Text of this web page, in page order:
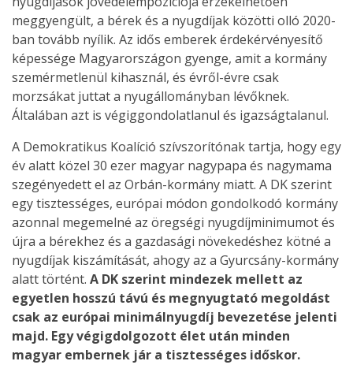
meggyengült, a bérek és a nyugdíjak közötti olló 2020-
ban tovább nyílik. Az idős emberek érdekérvényesítő
képessége Magyarországon gyenge, amit a kormány
szemérmetlenül kihasznál, és évről-évre csak
morzsákat juttat a nyugállományban lévőknek.
Általában azt is végiggondolatlanul és igazságtalanul.
A Demokratikus Koalíció szívszorítónak tartja, hogy egy
év alatt közel 30 ezer magyar nagypapa és nagymama
szegényedett el az Orbán-kormány miatt. A DK szerint
egy tisztességes, európai módon gondolkodó kormány
azonnal megemelné az öregségi nyugdíjminimumot és
újra a bérekhez és a gazdasági növekedéshez kötné a
nyugdíjak kiszámítását, ahogy az a Gyurcsány-kormány
alatt történt. A DK szerint mindezek mellett az
egyetlen hosszú távú és megnyugtató megoldást
csak az európai minimálnyugdíj bevezetése jelenti
majd. Egy végigdolgozott élet után minden
magyar embernek jár a tisztességes időskor.